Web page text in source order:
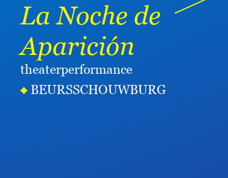
La Noche de
Aparición
theaterperformance
BEURSSCHOUWBURG